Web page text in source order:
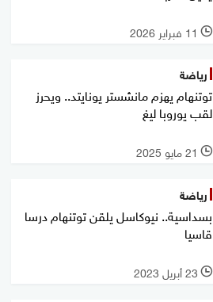
l 11 فبراير 2026
رياضة
توتنهام يهزم مانشستر يونايتد.. ويحرز
لقب يوروبا ليغ
l 21 مايو 2025
رياضة
بسداسية.. نيوكاسل يلقن توتنهام درسا
قاسيا
l 23 أبريل 2023